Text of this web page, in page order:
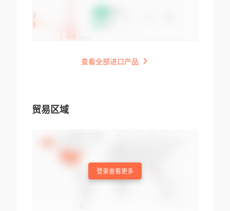
查看全部进口产品
贸易区域
登录查看更多